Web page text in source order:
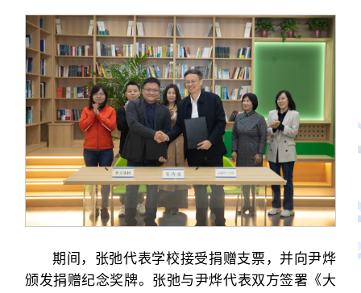
期间，张弛代表学校接受捐赠支票，并向尹烨
颁发捐赠纪念奖牌。张弛与尹烨代表双方签署《大